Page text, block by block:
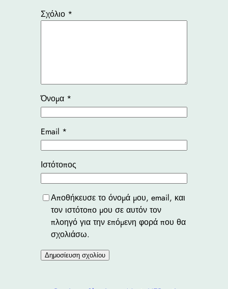
Σχόλιο *
Όνομα *
Email *
Ιστότοπος
Αποθήκευσε το όνομά μου, email, και
τον ιστότοπο μου σε αυτόν τον
πλοηγό για την επόμενη φορά που θα
σχολιάσω.